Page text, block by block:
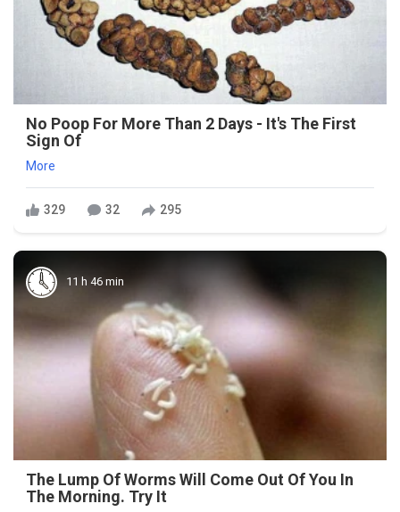
No Poop For More Than 2 Days - It's The First
Sign Of
More
329 32 295
11 h 46 min
The Lump Of Worms Will Come Out Of You In
The Morning. Try It